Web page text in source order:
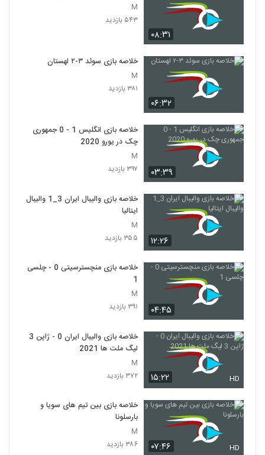
۰۸:۳۱
M
۵۴۳ بازدید
۰۶:۳۲
خلاصه بازی سوئد ۳-۲ لهستان
M
۳۸۱ بازدید
۰۳:۳۹
خلاصه بازی انگلیس 1 - 0 جمهوری
چک در یورو 2020
M
۳۹۷ بازدید
۱۲:۲۶
خلاصه بازی والیبال ایران 3_1 والیبال
ایتالیا
M
۳۵۵ بازدید
۰۴:۴۵
خلاصه بازی منچسترسیتی 0 - چلسی
1
M
۳۹۱ بازدید
۱۵:۲۲ HD
خلاصه بازی والیبال ایران 0 - ژاپن 3
لیگ ملت ها 2021
M
۳۷۲ بازدید
۰۷:۴۶ HD
خلاصه بازی بین تیم های سویا و
بارسلونا
M
۳۸۶ بازدید